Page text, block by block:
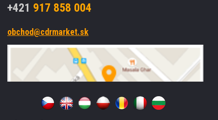
+421 917 858 004
obchod@cdrmarket.sk